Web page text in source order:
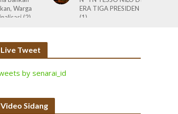
Warga
(2)
ERA TIGA PRESIDEN
(1)
Live Tweet
by senarai_id
Video Sidang